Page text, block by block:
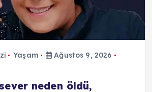
Yaşam
Ağustos 9, 2026
neden öldü,